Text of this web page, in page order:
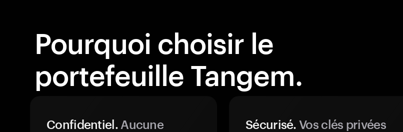
Pourquoi choisir le
portefeuille Tangem.
Confidentiel.Aucune
Sécurisé. Vos clés privées